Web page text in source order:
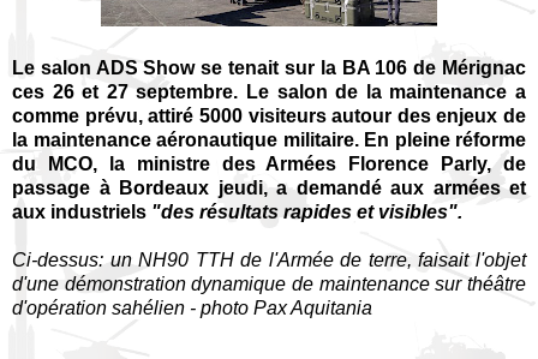
Le salon ADS Show se tenait sur la BA 106 de Mérignac
ces 26 et 27 septembre. Le salon de la maintenance a
comme prévu, attiré 5000 visiteurs autour des enjeux de
la maintenance aéronautique militaire. En pleine réforme
du MCO, la ministre des Armées Florence Parly, de
passage à Bordeaux jeudi, a demandé aux armées et
aux industriels "des résultats rapides et visibles".
Ci-dessus: un NH90 TTH de l'Armée de terre, faisait l'objet
d'une démonstration dynamique de maintenance sur théâtre
d'opération sahélien - photo Pax Aquitania